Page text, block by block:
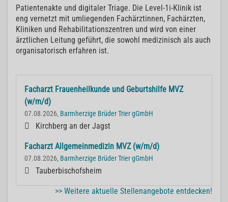
Patientenakte und digitaler Triage. Die Level-1i-Klinik ist
eng vernetzt mit umliegenden Fachärztinnen, Fachärzten,
Kliniken und Rehabilitationszentren und wird von einer
ärztlichen Leitung geführt, die sowohl medizinisch als auch
organisatorisch erfahren ist.
Facharzt Frauenheilkunde und Geburtshilfe MVZ
(w/m/d)
07.08.2026, Barmherzige Brüder Trier gGmbH
Kirchberg an der Jagst
Facharzt Allgemeinmedizin MVZ (w/m/d)
07.08.2026, Barmherzige Brüder Trier gGmbH
Tauberbischofsheim
>> Weitere aktuelle Stellenangebote entdecken!